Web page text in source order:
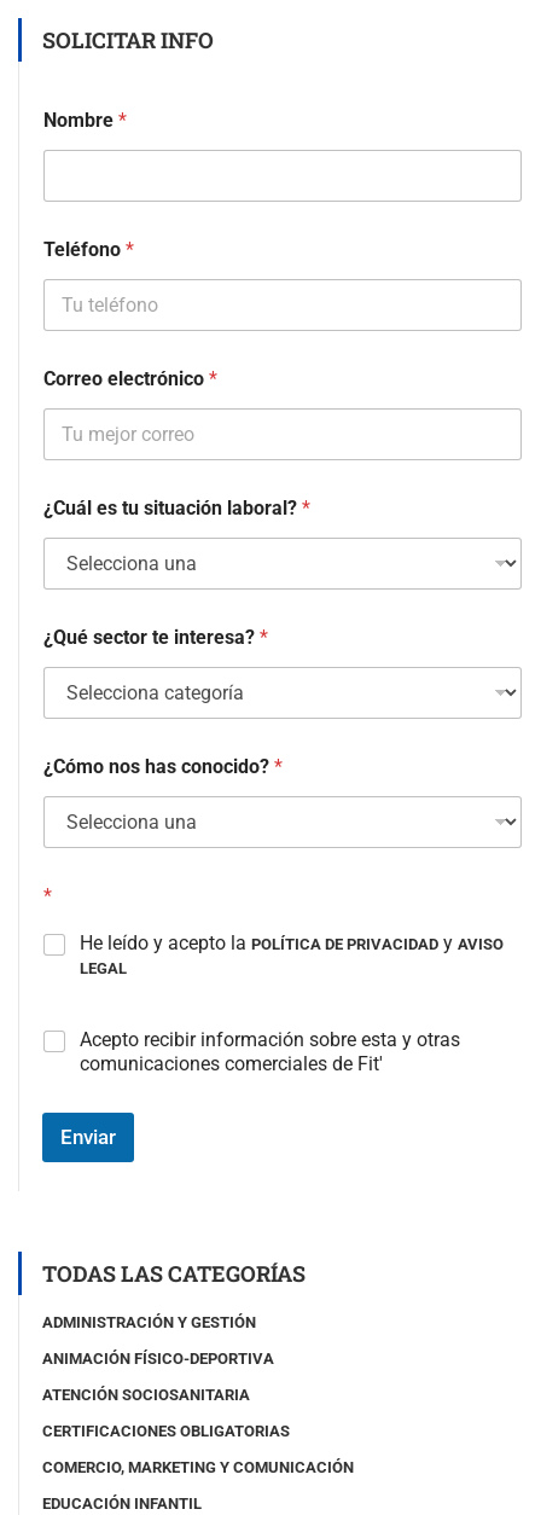
SOLICITAR INFO
Nombre *
Teléfono *
Correo electrónico *
¿Cuál es tu situación laboral? *
¿Qué sector te interesa? *
¿Cómo nos has conocido? *
*
He leído y acepto la POLÍTICA DE PRIVACIDAD y AVISO
LEGAL
C
a
p
i
)
Acepto recibir información sobre esta y otras
comunicaciones comerciales de Fit'
Enviar
TODAS LAS CATEGORÍAS
ADMINISTRACIÓN Y GESTIÓN
ANIMACIÓN FÍSICO-DEPORTIVA
ATENCIÓN SOCIOSANITARIA
CERTIFICACIONES OBLIGATORIAS
COMERCIO, MARKETING Y COMUNICACIÓN
EDUCACIÓN INFANTIL